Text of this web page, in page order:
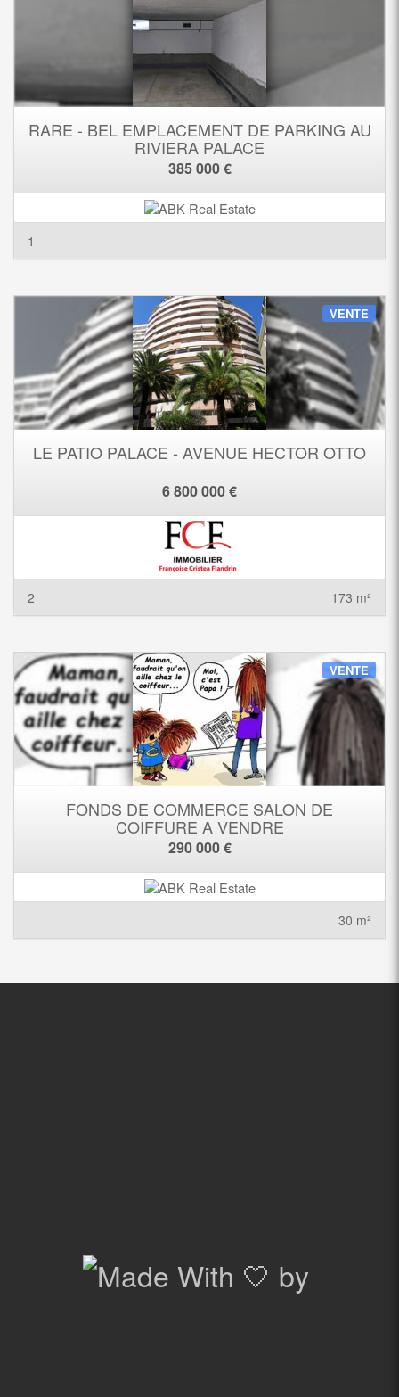
RARE - BEL EMPLACEMENT DE PARKING AU
RIVIERA PALACE
385 000 €
1
VENTE
LE PATIO PALACE - AVENUE HECTOR OTTO
6 800 000 €
2 173 m²
VENTE
FONDS DE COMMERCE SALON DE
COIFFURE A VENDRE
290 000 €
30 m²